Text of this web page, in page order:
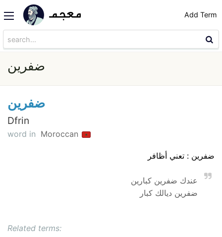
Add Term
ضفرين
ضفرين
Dfrin
word in Moroccan
ضفرين : تعني أظافر
عندك ضفرين كبارين
ضفرين ديالك كبار
Related terms: